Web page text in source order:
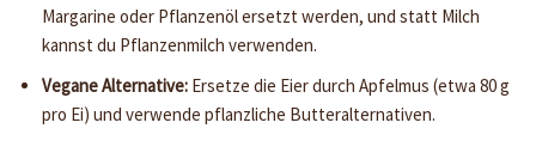
Margarine oder Pflanzenöl ersetzt werden, und statt Milch
kannst du Pflanzenmilch verwenden.
Vegane Alternative: Ersetze die Eier durch Apfelmus (etwa 80 g
pro Ei) und verwende pflanzliche Butteralternativen.